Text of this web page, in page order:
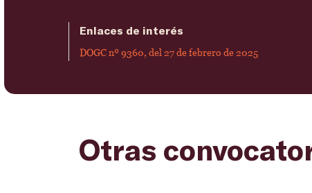
Enlaces de interés
DOGC nº 9360, del 27 de febrero de 2025
Otras